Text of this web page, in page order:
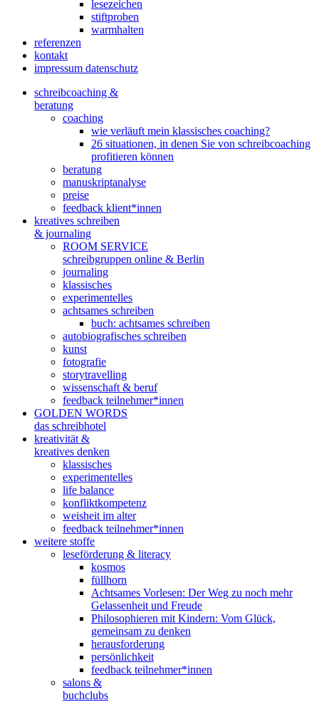
lesezeichen
stiftproben
warmhalten
referenzen
kontakt
impressum datenschutz
schreibcoaching &
beratung
coaching
wie verläuft mein klassisches coaching?
26 situationen, in denen Sie von schreibcoaching
profitieren können
beratung
manuskriptanalyse
preise
feedback klient*innen
kreatives schreiben
& journaling
ROOM SERVICE
schreibgruppen online & Berlin
journaling
klassisches
experimentelles
achtsames schreiben
buch: achtsames schreiben
autobiografisches schreiben
kunst
fotografie
storytravelling
wissenschaft & beruf
feedback teilnehmer*innen
GOLDEN WORDS
das schreibhotel
kreativität &
kreatives denken
klassisches
experimentelles
life balance
konfliktkompetenz
weisheit im alter
feedback teilnehmer*innen
weitere stoffe
leseförderung & literacy
kosmos
füllhorn
Achtsames Vorlesen: Der Weg zu noch mehr
Gelassenheit und Freude
Philosophieren mit Kindern: Vom Glück,
gemeinsam zu denken
herausforderung
persönlichkeit
feedback teilnehmer*innen
salons &
buchclubs